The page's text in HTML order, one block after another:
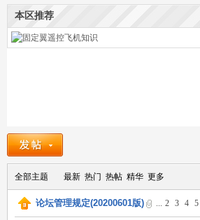
本区推荐
全部主题 最新 热门 热帖 精华 更多
论坛管理规定(20200601版) ... 2 3 4 5